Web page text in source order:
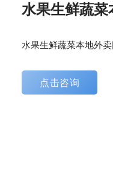
水果生鲜蔬
水果生鲜蔬菜本地外
点击咨询